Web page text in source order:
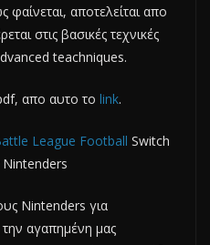
αποτελείται απο
στις βασικές τεχνικές
teachniques.
απο αυτο το link.
League Football Switch
Nintenders για
αγαπημένη μας